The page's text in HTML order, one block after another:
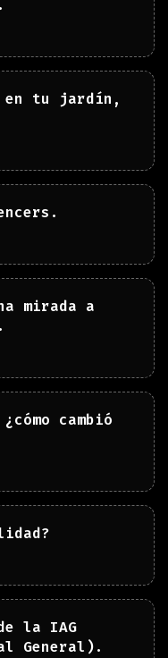
en tu jardín,
mirada a
cambió
la IAG
General).